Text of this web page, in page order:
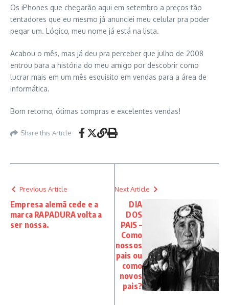
Os iPhones que chegarão aqui em setembro a preços tão
tentadores que eu mesmo já anunciei meu celular pra poder
pegar um. Lógico, meu nome já está na lista.
Acabou o mês, mas já deu pra perceber que julho de 2008
entrou para a história do meu amigo por descobrir como
lucrar mais em um mês esquisito em vendas para a área de
informática.
Bom retorno, ótimas compras e excelentes vendas!
Share this Article
Previous Article
Empresa alemã cede e a
marca RAPADURA volta a
ser nossa.
Next Article
DIA
DOS
PAIS –
Como
nossos
pais ou
como
novos
pais?